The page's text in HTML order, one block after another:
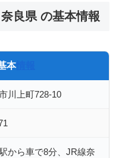
良県 の基本情報
本情報
川上町728-10
から車で8分、JR線奈